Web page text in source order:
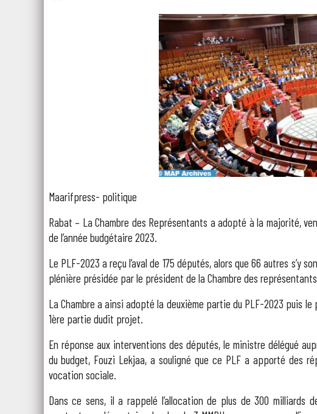
Maarifpress- politique
Rabat – La Chambre des Représentants a adopté à la majorité,
de l’année budgétaire 2023.
Le PLF-2023 a reçu l’aval de 175 députés, alors que 66 autres s’y
plénière présidée par le président de la Chambre des
La Chambre a ainsi adopté la deuxième partie du PLF-2023 puis
1ère partie dudit projet.
En réponse aux interventions des députés, le ministre délégué
du budget, Fouzi Lekjaa, a souligné que ce PLF a apporté des
vocation sociale.
Dans ce sens, il a rappelé l’allocation de plus de 300 milliards